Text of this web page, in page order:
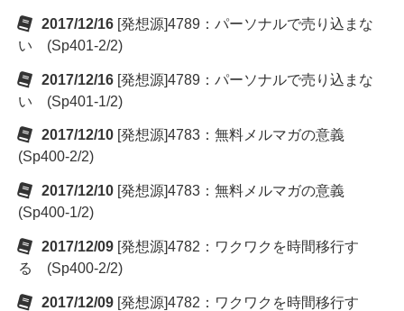
2017/12/16 [発想源]4789：パーソナルで売り込まな
い (Sp401-2/2)
2017/12/16 [発想源]4789：パーソナルで売り込まな
い (Sp401-1/2)
2017/12/10 [発想源]4783：無料メルマガの意義
(Sp400-2/2)
2017/12/10 [発想源]4783：無料メルマガの意義
(Sp400-1/2)
2017/12/09 [発想源]4782：ワクワクを時間移行す
る (Sp400-2/2)
2017/12/09 [発想源]4782：ワクワクを時間移行す